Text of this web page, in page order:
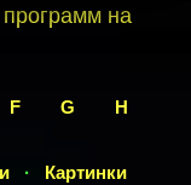
на
F G H
· Картинки